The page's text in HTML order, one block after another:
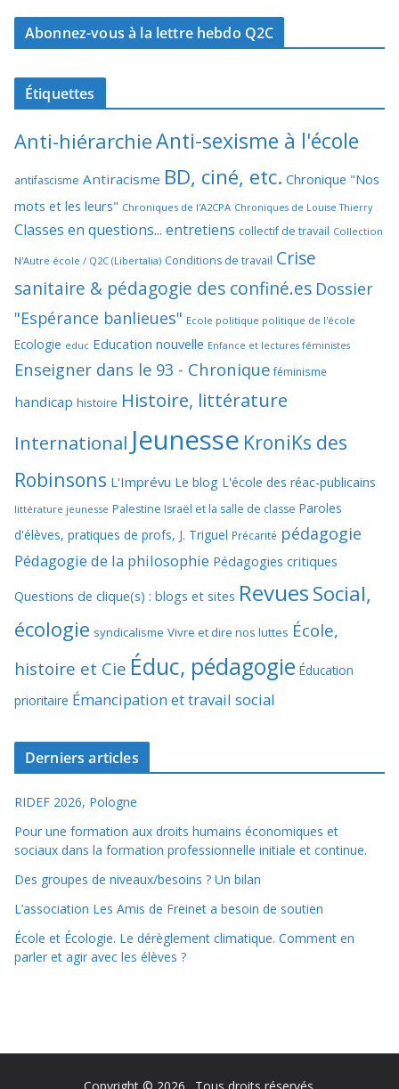
Abonnez-vous à la lettre hebdo Q2C
Étiquettes
Anti-hiérarchieAnti-sexisme à l'école
antifascisme Antiracisme BD, ciné, etc. Chronique "Nos
mots et les leurs" Chroniques de l'A2CPA Chroniques de Louise Thierry
Classes en questions... entretiens collectif de travail Collection
N'Autre école / Q2C (Libertalia) Conditions de travail Crise
sanitaire & pédagogie des confiné.es Dossier
"Espérance banlieues" Ecole politique politique de l'école
Ecologie educ Education nouvelle Enfance et lectures féministes
Enseigner dans le 93 - Chronique féminisme
handicap histoire Histoire, littérature
International Jeunesse KroniKs des
Robinsons L'Imprévu Le blog L'école des réac-publicains
littérature jeunesse Palestine Israël et la salle de classe Paroles
d'élèves, pratiques de profs, J. Triguel Précarité pédagogie
Pédagogie de la philosophie Pédagogies critiques
Questions de clique(s) : blogs et sites RevuesSocial,
écologie syndicalisme Vivre et dire nos luttes École,
histoire et Cie Éduc, pédagogie Éducation
prioritaire Émancipation et travail social
Derniers articles
RIDEF 2026, Pologne
Pour une formation aux droits humains économiques et
sociaux dans la formation professionnelle initiale et continue.
Des groupes de niveaux/besoins ? Un bilan
L’association Les Amis de Freinet a besoin de soutien
École et Écologie. Le dérèglement climatique. Comment en
parler et agir avec les élèves ?